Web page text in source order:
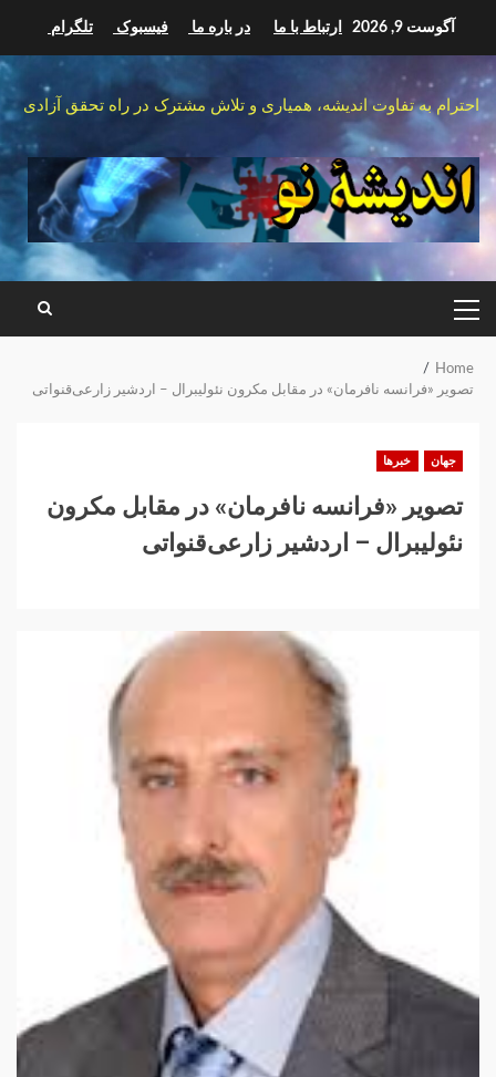
content
آگوست 9, 2026 ارتباط با ما در باره ما فیسبوک تلگرام
احترام به تفاوت اندیشه، همیاری و تلاش مشترک در راه تحقق آزادی
PRIMARY
MENU
Home
تصویر «فرانسه نافرمان» در مقابل مکرون نئولیبرال – اردشیر زارعی‌قنواتی
جهان خبرها
تصویر «فرانسه نافرمان» در مقابل مکرون
نئولیبرال – اردشیر زارعی‌قنواتی